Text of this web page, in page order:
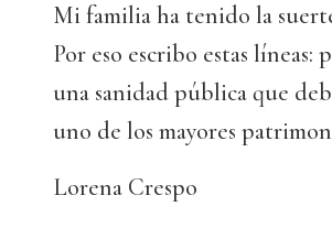
Mi familia ha tenido la
Por eso escribo estas líneas:
una sanidad pública que
uno de los mayores
Lorena Crespo